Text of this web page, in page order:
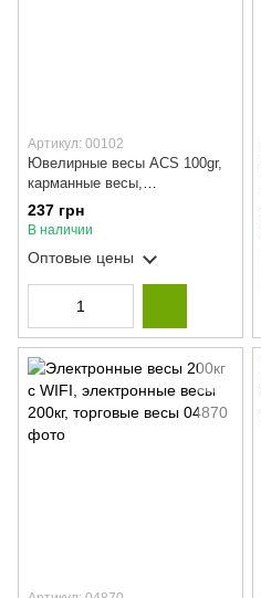
Артикул: 00102
Ювелирные весы ACS 100gr,
карманные весы,
высокоточные весы, аптечные
весы
237 грн
В наличии
Оптовые цены